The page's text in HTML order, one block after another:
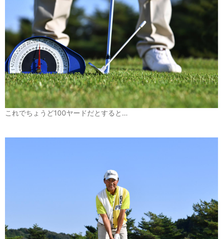
これでちょうど100ヤードだとすると…